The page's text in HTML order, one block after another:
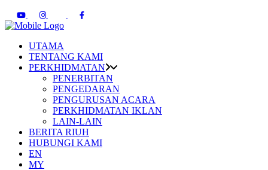
UTAMA
TENTANG KAMI
PERKHIDMATAN
PENERBITAN
PENGEDARAN
PENGURUSAN ACARA
PERKHIDMATAN IKLAN
LAIN-LAIN
BERITA RIUH
HUBUNGI KAMI
EN
MY